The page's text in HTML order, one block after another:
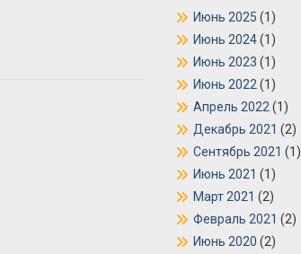
Июнь 2025 (1)
Июнь 2024(1)
Июнь 2023 (1)
Июнь 2022 (1)
Апрель 2022 (1)
Декабрь 2021 (2)
Сентябрь 2021 (1)
Июнь 2021 (1)
Март 2021 (2)
Февраль 2021 (2)
Июнь 2020 (2)